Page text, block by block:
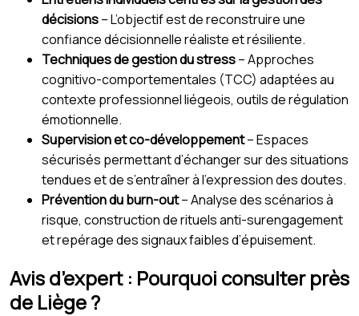
décisions– L’objectif est de reconstruire une
confiance décisionnelle réaliste et résiliente.
Techniques de gestion du stress– Approches
cognitivo-comportementales (TCC) adaptées au
contexte professionnel liégeois, outils de régulation
émotionnelle.
Supervision et co-développement– Espaces
sécurisés permettant d’échanger sur des situations
tendues et de s’entraîner à l’expression des doutes.
Prévention du burn-out– Analyse des scénarios à
risque, construction de rituels anti-surengagement
et repérage des signaux faibles d’épuisement.
Avis d’expert : Pourquoi consulter près
de Liège ?